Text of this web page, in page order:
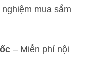
mua sắm
– Miễn phí nội